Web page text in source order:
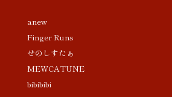
anew
Finger Runs
せのしすたぁ
MEWCATUNE
bibibibi